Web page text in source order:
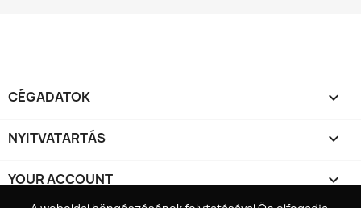
CÉGADATOK 
NYITVATARTÁS 
YOUR ACCOUNT 